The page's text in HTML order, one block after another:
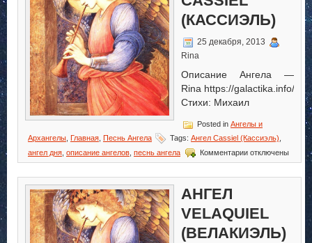
(КАССИЭЛЬ)
25 декабря, 2013
Rina
Описание Ангела —
Rina https://galactika.info/
Стихи: Михаил
Posted in Ангелы и
Архангелы Главная Песнь Ангела Tags: Ангел Cassiel (Кассиэль)
ангел дня описание ангелов песнь ангела Комментариик
записи
отключены
АНГЕЛ
VELAQUIEL
(ВЕЛАКИЭЛЬ)